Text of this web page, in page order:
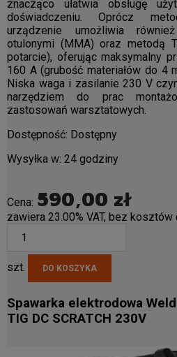
znacząco ułatwia obsługę
doświadczeniu. Oprócz
urządzenie umożliwia
otulonymi (MMA) oraz metodą
potarcie), oferując maksymalny
160 A (grubość materiałów do 4
Niska waga i zasilanie 230 V
narzędziem do prac
zastosowań warsztatowych.
Dostępność: Dostępny
Wysyłka w: 24 godziny
Cena: 590,00 zł
zawiera 23.00% VAT, bez
szt. DO KOSZYKA
Spawarka elektrodowa
TIG DC SCRATCH 230V